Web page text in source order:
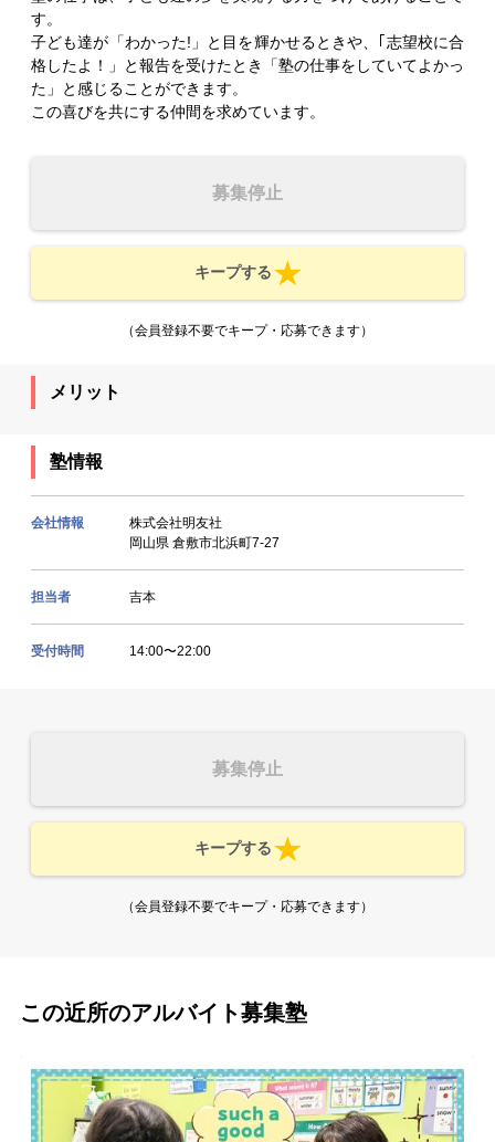
す。
子ども達が「わかった!」と目を輝かせるときや、｢志望校に合
格したよ！」と報告を受けたとき「塾の仕事をしていてよかっ
た」と感じることができます。
この喜びを共にする仲間を求めています。
募集停止
キープする
（会員登録不要でキープ・応募できます）
メリット
塾情報
会社情報
株式会社明友社
岡山県 倉敷市北浜町7-27
担当者 吉本
受付時間 14:00〜22:00
募集停止
キープする
（会員登録不要でキープ・応募できます）
この近所のアルバイト募集塾